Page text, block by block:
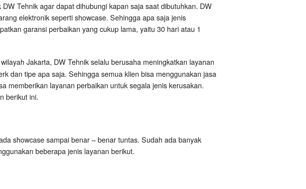
Tehnik agar dapat dihubungi kapan saja saat dibutuhkan. DW
elektronik seperti showcase. Sehingga apa saja jenis
garansi perbaikan yang cukup lama, yaitu 30 hari atau 1
Jakarta, DW Tehnik selalu berusaha meningkatkan layanan
dan tipe apa saja. Sehingga semua klien bisa menggunakan jasa
memberikan layanan perbaikan untuk segala jenis kerusakan.
berikut ini.
showcase sampai benar – benar tuntas. Sudah ada banyak
beberapa jenis layanan berikut.